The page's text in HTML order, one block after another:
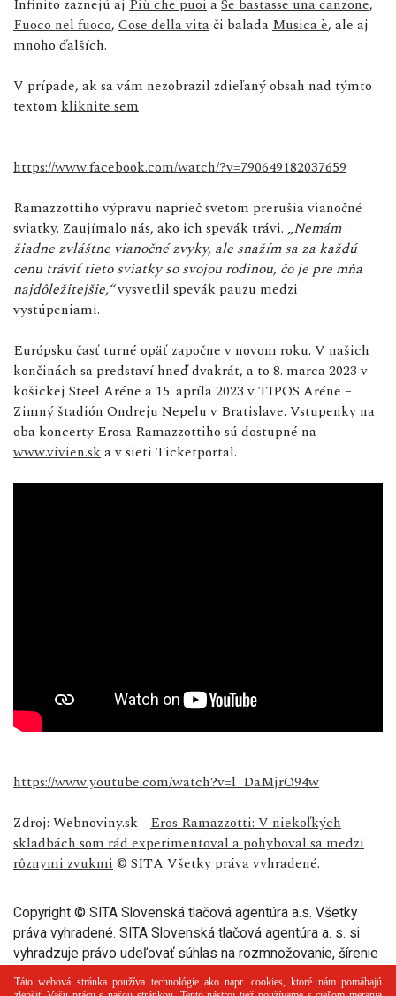
Fuoco nel fuoco, Cose della vitači balada Musica è, ale aj
mnoho ďalších.
V prípade, ak sa vám nezobrazil zdieľaný obsah nad týmto
textom kliknite sem
https://www.facebook.com/watch/?v=790649182037659
Ramazzottiho výpravu naprieč svetom prerušia vianočné
sviatky. Zaujímalo nás, ako ich spevák trávi. „Nemám
žiadne zvláštne vianočné zvyky, ale snažím sa za každú
cenu tráviť tieto sviatky so svojou rodinou, čo je pre mňa
najdôležitejšie,“vysvetlil spevák pauzu medzi
vystúpeniami.
Európsku časť turné opäť započne v novom roku. V našich
končinách sa predstaví hneď dvakrát, a to 8. marca 2023 v
košickej Steel Aréne a 15. apríla 2023 v TIPOS Aréne –
Zimný štadión Ondreju Nepelu v Bratislave. Vstupenky na
oba koncerty Erosa Ramazzottiho sú dostupné na
www.vivien.ska v sieti Ticketportal.
https://www.youtube.com/watch?v=l_DaMjrO94w
Zdroj: Webnoviny.sk - Eros Ramazzotti: V niekoľkých
skladbách som rád experimentoval a pohyboval sa medzi
rôznymi zvukmi © SITA Všetky práva vyhradené.
Copyright © SITA Slovenská tlačová agentúra a.s. Všetky
práva vyhradené. SITA Slovenská tlačová agentúra a. s. si
vyhradzuje právo udeľovať súhlas na rozmnožovanie, šírenie